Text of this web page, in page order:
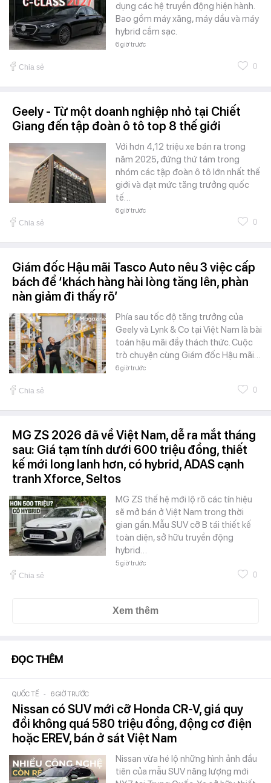
dụng các hệ truyền động hiện hành.
Bao gồm máy xăng, máy dầu và máy
hybrid cắm sạc.
6 giờ trước
Chia sẻ 0
Geely - Từ một doanh nghiệp nhỏ tại Chiết
Giang đến tập đoàn ô tô top 8 thế giới
Với hơn 4,12 triệu xe bán ra trong
năm 2025, đứng thứ tám trong
nhóm các tập đoàn ô tô lớn nhất thế
giới và đạt mức tăng trưởng quốc
tế…
6 giờ trước
Chia sẻ 0
Giám đốc Hậu mãi Tasco Auto nêu 3 việc cấp
bách để ‘khách hàng hài lòng tăng lên, phàn
nàn giảm đi thấy rõ’
Phía sau tốc độ tăng trưởng của
Geely và Lynk & Co tại Việt Nam là bài
toán hậu mãi đầy thách thức. Cuộc
trò chuyện cùng Giám đốc Hậu mãi…
6 giờ trước
Chia sẻ 0
MG ZS 2026 đã về Việt Nam, dễ ra mắt tháng
sau: Giá tạm tính dưới 600 triệu đồng, thiết
kế mới long lanh hơn, có hybrid, ADAS cạnh
tranh Xforce, Seltos
MG ZS thế hệ mới lộ rõ các tín hiệu
sẽ mở bán ở Việt Nam trong thời
gian gần. Mẫu SUV cỡ B tái thiết kế
toàn diện, sở hữu truyền động
hybrid…
5 giờ trước
Chia sẻ 0
Xem thêm
ĐỌC THÊM
QUỐC TẾ - 6 GIỜ TRƯỚC
Nissan có SUV mới cỡ Honda CR-V, giá quy
đổi không quá 580 triệu đồng, động cơ điện
hoặc EREV, bán ở sát Việt Nam
Nissan vừa hé lộ những hình ảnh đầu
tiên của mẫu SUV năng lượng mới